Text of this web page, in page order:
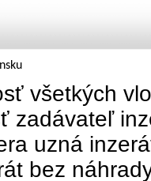
všetkých
zadávateľ
uzná
bez